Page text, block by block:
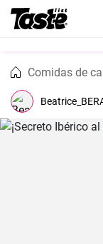
Comidas de